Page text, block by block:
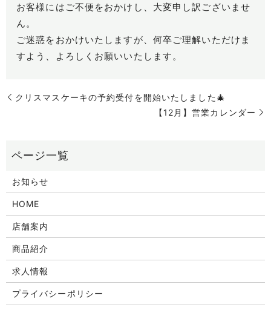
お客様にはご不便をおかけし、大変申し訳ございませ
ん。
ご迷惑をおかけいたしますが、何卒ご理解いただけま
すよう、よろしくお願いいたします。
クリスマスケーキの予約受付を開始いたしました🎄
【12月】営業カレンダー
お知らせ
HOME
店舗案内
商品紹介
求人情報
プライバシーポリシー